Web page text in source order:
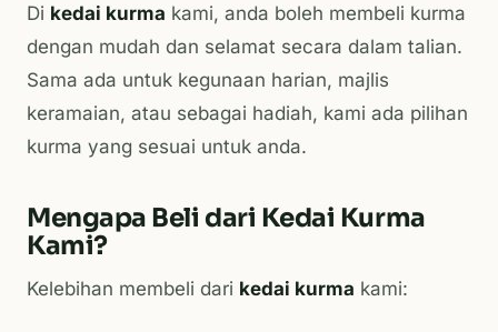
Di kedai kurma kami, anda boleh membeli kurma
dengan mudah dan selamat secara dalam talian.
Sama ada untuk kegunaan harian, majlis
keramaian, atau sebagai hadiah, kami ada pilihan
kurma yang sesuai untuk anda.
Mengapa Beli dari Kedai Kurma
Kami?
Kelebihan membeli dari kedai kurma kami: